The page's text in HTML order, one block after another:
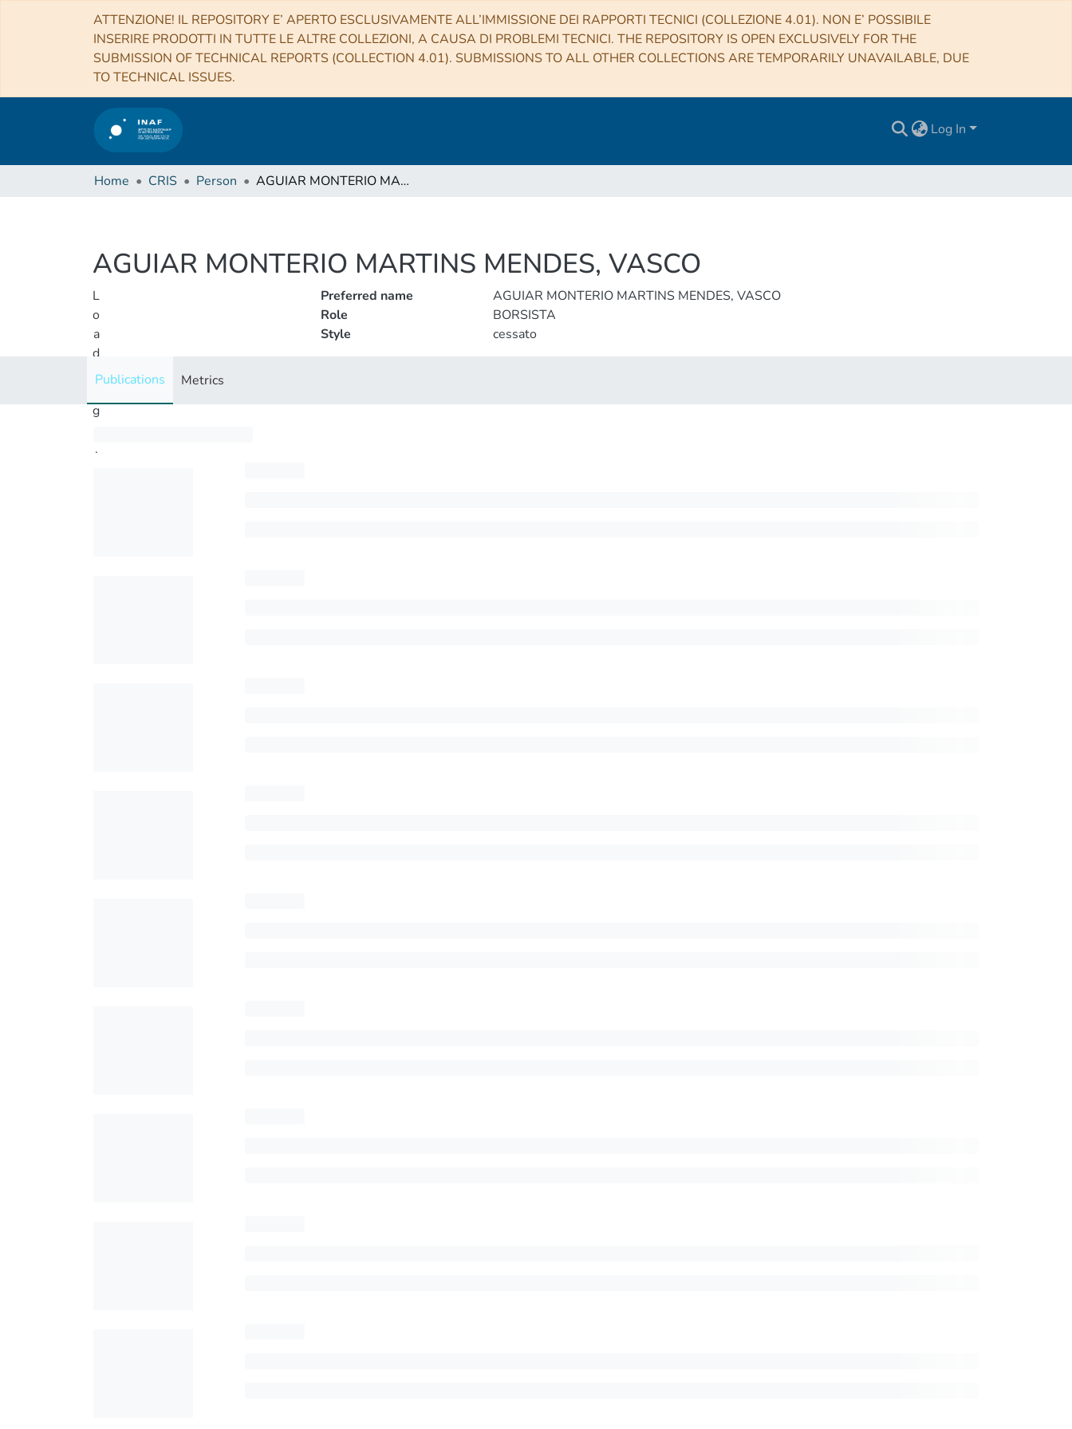
ATTENZIONE! IL REPOSITORY E’ APERTO ESCLUSIVAMENTE ALL’IMMISSIONE DEI RAPPORTI TECNICI (COLLEZIONE 4.01). NON E’ POSSIBILE
INSERIRE PRODOTTI IN TUTTE LE ALTRE COLLEZIONI, A CAUSA DI PROBLEMI TECNICI. THE REPOSITORY IS OPEN EXCLUSIVELY FOR THE
SUBMISSION OF TECHNICAL REPORTS (COLLECTION 4.01). SUBMISSIONS TO ALL OTHER COLLECTIONS ARE TEMPORARILY UNAVAILABLE, DUE
TO TECHNICAL ISSUES.
Log In
Home CRIS Person AGUIAR MONTERIO MARTINS MENDES, VASCO
AGUIAR MONTERIO MARTINS MENDES, VASCO
L
o
a
d
i
g
.
Preferred name
AGUIAR MONTERIO MARTINS MENDES, VASCO
Role
BORSISTA
Style
cessato
Publications Metrics